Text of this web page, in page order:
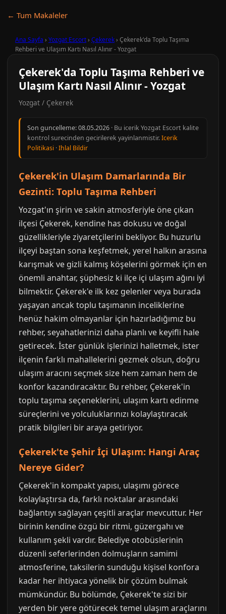
← Tum Makaleler
Ana Sayfa › Yozgat Escort› Çekerek› Çekerek'da Toplu Taşıma
Rehberi ve Ulaşım Kartı Nasıl Alınır - Yozgat
Çekerek'da Toplu Taşıma Rehberi ve
Ulaşım Kartı Nasıl Alınır - Yozgat
Yozgat / Çekerek
Son guncelleme:08.05.2026 · Bu icerik Yozgat Escort kalite
kontrol surecinden gecirilerek yayinlanmistir.Icerik
Politikasi ·Ihlal Bildir
Çekerek'in Ulaşım Damarlarında Bir
Gezinti: Toplu Taşıma Rehberi
Yozgat'ın şirin ve sakin atmosferiyle öne çıkan
ilçesi Çekerek, kendine has dokusu ve doğal
güzellikleriyle ziyaretçilerini bekliyor. Bu huzurlu
ilçeyi baştan sona keşfetmek, yerel halkın arasına
karışmak ve gizli kalmış köşelerini görmek için en
önemli anahtar, şüphesiz ki ilçe içi ulaşım ağını iyi
bilmektir. Çekerek'e ilk kez gelenler veya burada
yaşayan ancak toplu taşımanın inceliklerine
henüz hakim olmayanlar için hazırladığımız bu
rehber, seyahatlerinizi daha planlı ve keyifli hale
getirecek. İster günlük işlerinizi halletmek, ister
ilçenin farklı mahallelerini gezmek olsun, doğru
ulaşım aracını seçmek size hem zaman hem de
konfor kazandıracaktır. Bu rehber, Çekerek'in
toplu taşıma seçeneklerini, ulaşım kartı edinme
süreçlerini ve yolculuklarınızı kolaylaştıracak
pratik bilgileri bir araya getiriyor.
Çekerek'te Şehir İçi Ulaşım: Hangi Araç
Nereye Gider?
Çekerek'in kompakt yapısı, ulaşımı görece
kolaylaştırsa da, farklı noktalar arasındaki
bağlantıyı sağlayan çeşitli araçlar mevcuttur. Her
birinin kendine özgü bir ritmi, güzergahı ve
kullanım şekli vardır. Belediye otobüslerinin
düzenli seferlerinden dolmuşların samimi
atmosferine, taksilerin sunduğu kişisel konfora
kadar her ihtiyaca yönelik bir çözüm bulmak
mümkündür. Bu bölümde, Çekerek'te sizi bir
yerden bir yere götürecek temel ulaşım araçlarını